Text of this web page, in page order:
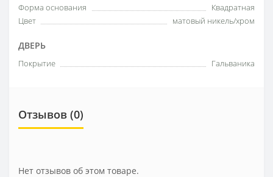
Форма основания
Квадратная
Цвет
матовый никель/хром
ДВЕРЬ
Покрытие Гальваника
Отзывов (0)
Нет отзывов об этом товаре.